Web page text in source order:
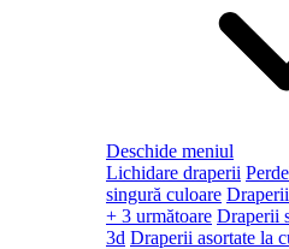
Deschide meniul
Lichidare draperii
singură culoare
+ 3 următoare Draperii
3d Draperii asortate la